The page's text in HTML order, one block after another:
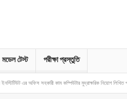
মডেল টেস্ট পরীক্ষা প্রস্তুতি
কাম কম্পিউটার মুদ্রাক্ষরিক নিয়োগ লিখিত প্রশ্ন সমাধান – ২০২৬